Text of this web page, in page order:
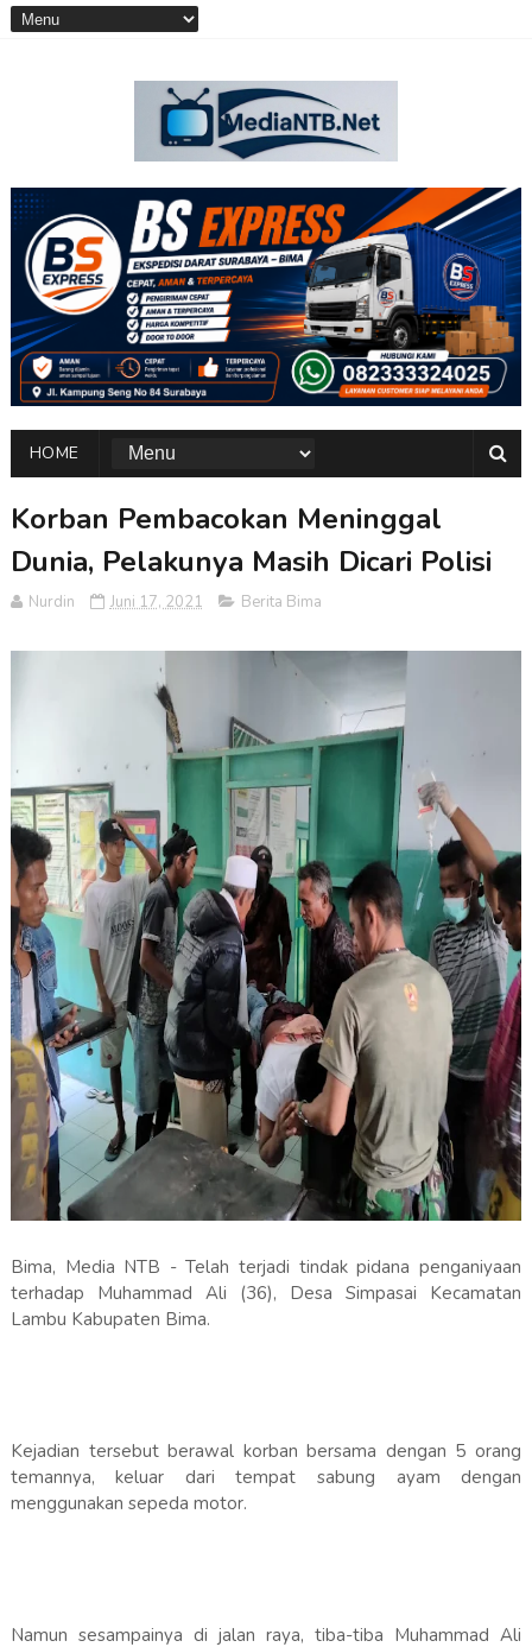
HOME
Korban Pembacokan Meninggal
Dunia, Pelakunya Masih Dicari Polisi
Nurdin Juni 17, 2021 Berita Bima
Bima, Media NTB - Telah terjadi tindak pidana penganiyaan
terhadap Muhammad Ali (36), Desa Simpasai Kecamatan
Lambu Kabupaten Bima.
Kejadian tersebut berawal korban bersama dengan 5 orang
temannya, keluar dari tempat sabung ayam dengan
menggunakan sepeda motor.
Namun sesampainya di jalan raya, tiba-tiba Muhammad Ali